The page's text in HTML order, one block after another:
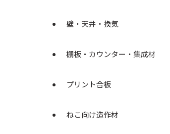
壁・天井・換気
棚板・カウンター・集成材
プリント合板
ねこ向け造作材